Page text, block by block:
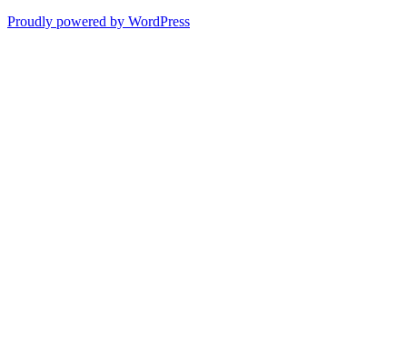
Proudly powered by WordPress